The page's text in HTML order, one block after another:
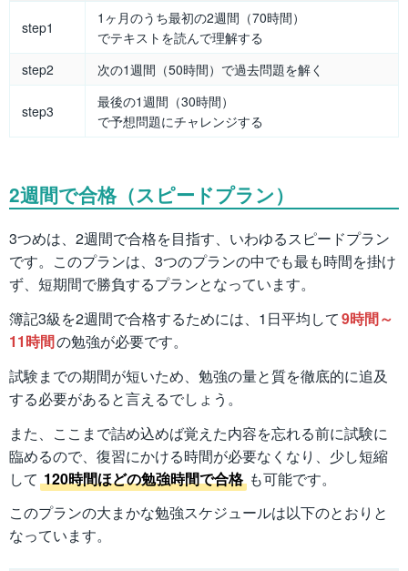
step1
1ヶ月のうち最初の2週間（70時間）
でテキストを読んで理解する
step2
次の1週間（50時間）で過去問題を解く
step3
最後の1週間（30時間）
で予想問題にチャレンジする
2週間で合格（スピードプラン）
3つめは、2週間で合格を目指す、いわゆるスピードプラン
です。このプランは、3つのプランの中でも最も時間を掛け
ず、短期間で勝負するプランとなっています。
簿記3級を2週間で合格するためには、1日平均して9時間～
11時間の勉強が必要です。
試験までの期間が短いため、勉強の量と質を徹底的に追及
する必要があると言えるでしょう。
また、ここまで詰め込めば覚えた内容を忘れる前に試験に
臨めるので、復習にかける時間が必要なくなり、少し短縮
して 120時間ほどの勉強時間で合格 も可能です。
このプランの大まかな勉強スケジュールは以下のとおりと
なっています。